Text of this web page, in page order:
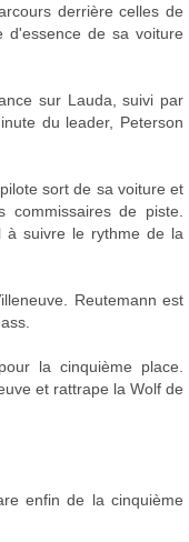
derrière celles de
d'essence de sa voiture
sur Lauda, suivi par
du leader, Peterson
sort de sa voiture et
commissaires de piste.
à suivre le rythme de la
Reutemann est
la cinquième place.
et rattrape la Wolf de
enfin de la cinquième